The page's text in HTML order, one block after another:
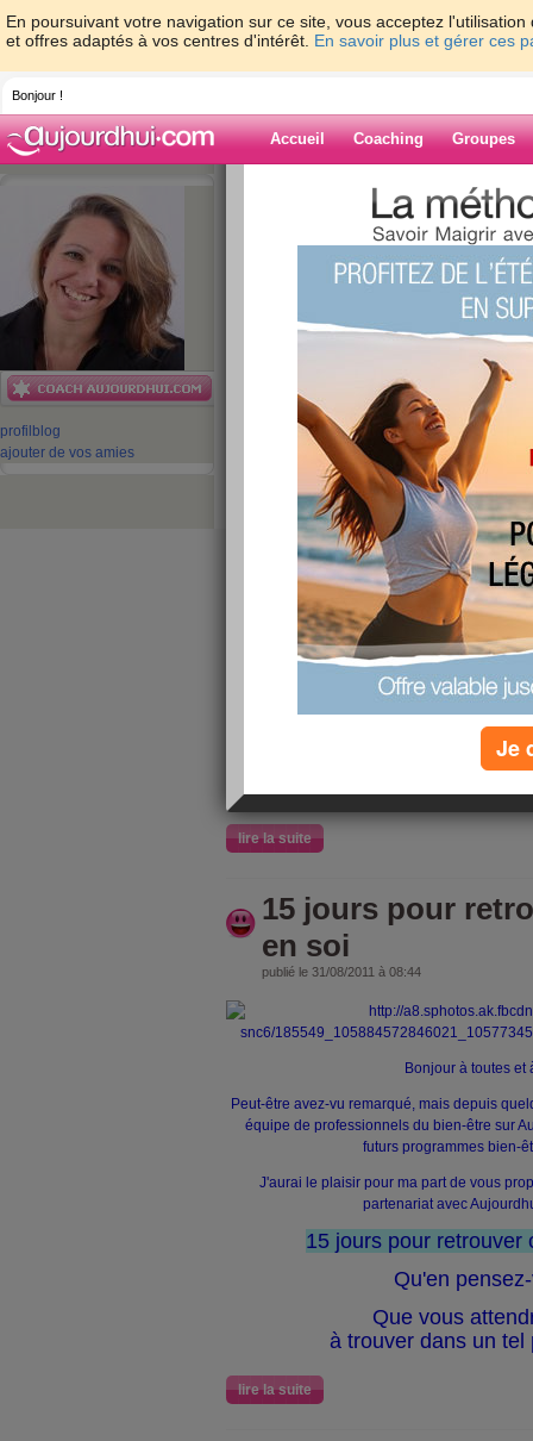
En poursuivant votre navigation sur ce site, vous acceptez
et offres adaptés à vos centres d'intérêt. En savoir plus et gérer ces
Bonjour !
Accueil Coaching Groupes
profil blog
ajouter de vos amies
> cecileneuville
Blog de
21 - 30 31 - 40 41 - 50
51 -
111 - 115
‹ Préc. 41 43 44 45
C'est quoi le
publié le 02/09/2011 à 05:40
Le bonheur c’est
dont on prend
[Christophe
Pour mieux prendre
vous invite à lister 3 moments
lire la suite
15 jours pour
en soi
publié le 31/08/2011 à 08:44
Bonjour à toutes et
Peut-être avez-vu remarqué, mais depuis
équipe de professionnels du bien-être sur
futurs programmes bien-
J'aurai le plaisir pour ma part de vous
partenariat avec
15 jours pour retrouver
Qu'en
Que vous
à trouver dans un tel
lire la suite
Je